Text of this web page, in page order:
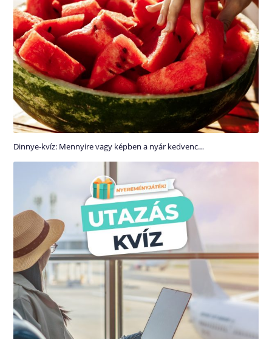
Dinnye-kvíz: Mennyire vagy képben a nyár kedvenc…